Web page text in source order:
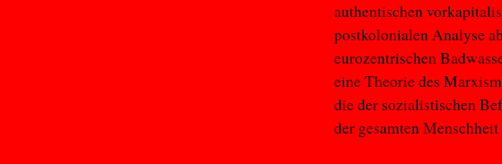
authentischen
postkolonialen Analyse
eurozentrischen
eine Theorie des
die der sozialistischen
der gesamten Menschheit